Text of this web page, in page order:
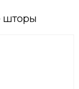
шторы